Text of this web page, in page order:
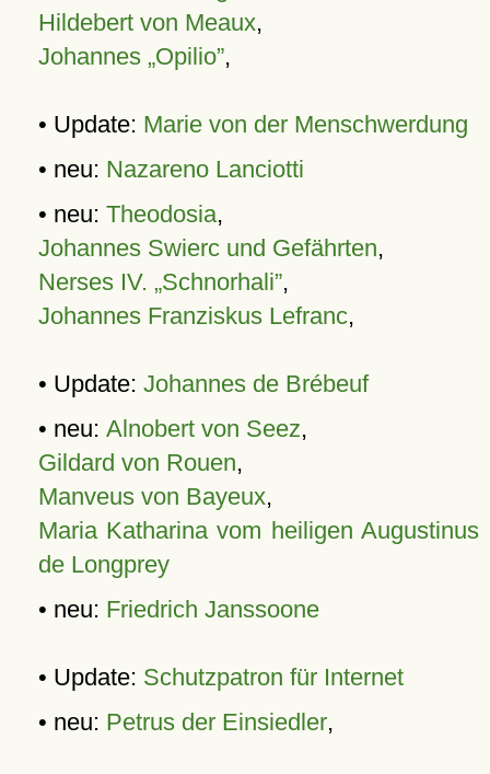
Hildebert von Meaux,
Johannes „Opilio”,
• Update: Marie von der Menschwerdung
• neu: Nazareno Lanciotti
• neu: Theodosia,
Johannes Swierc und Gefährten,
Nerses IV. „Schnorhali”,
Johannes Franziskus Lefranc,
• Update: Johannes de Brébeuf
• neu: Alnobert von Seez,
Gildard von Rouen,
Manveus von Bayeux,
Maria Katharina vom heiligen Augustinus
de Longprey
• neu: Friedrich Janssoone
• Update: Schutzpatron für Internet
• neu: Petrus der Einsiedler,